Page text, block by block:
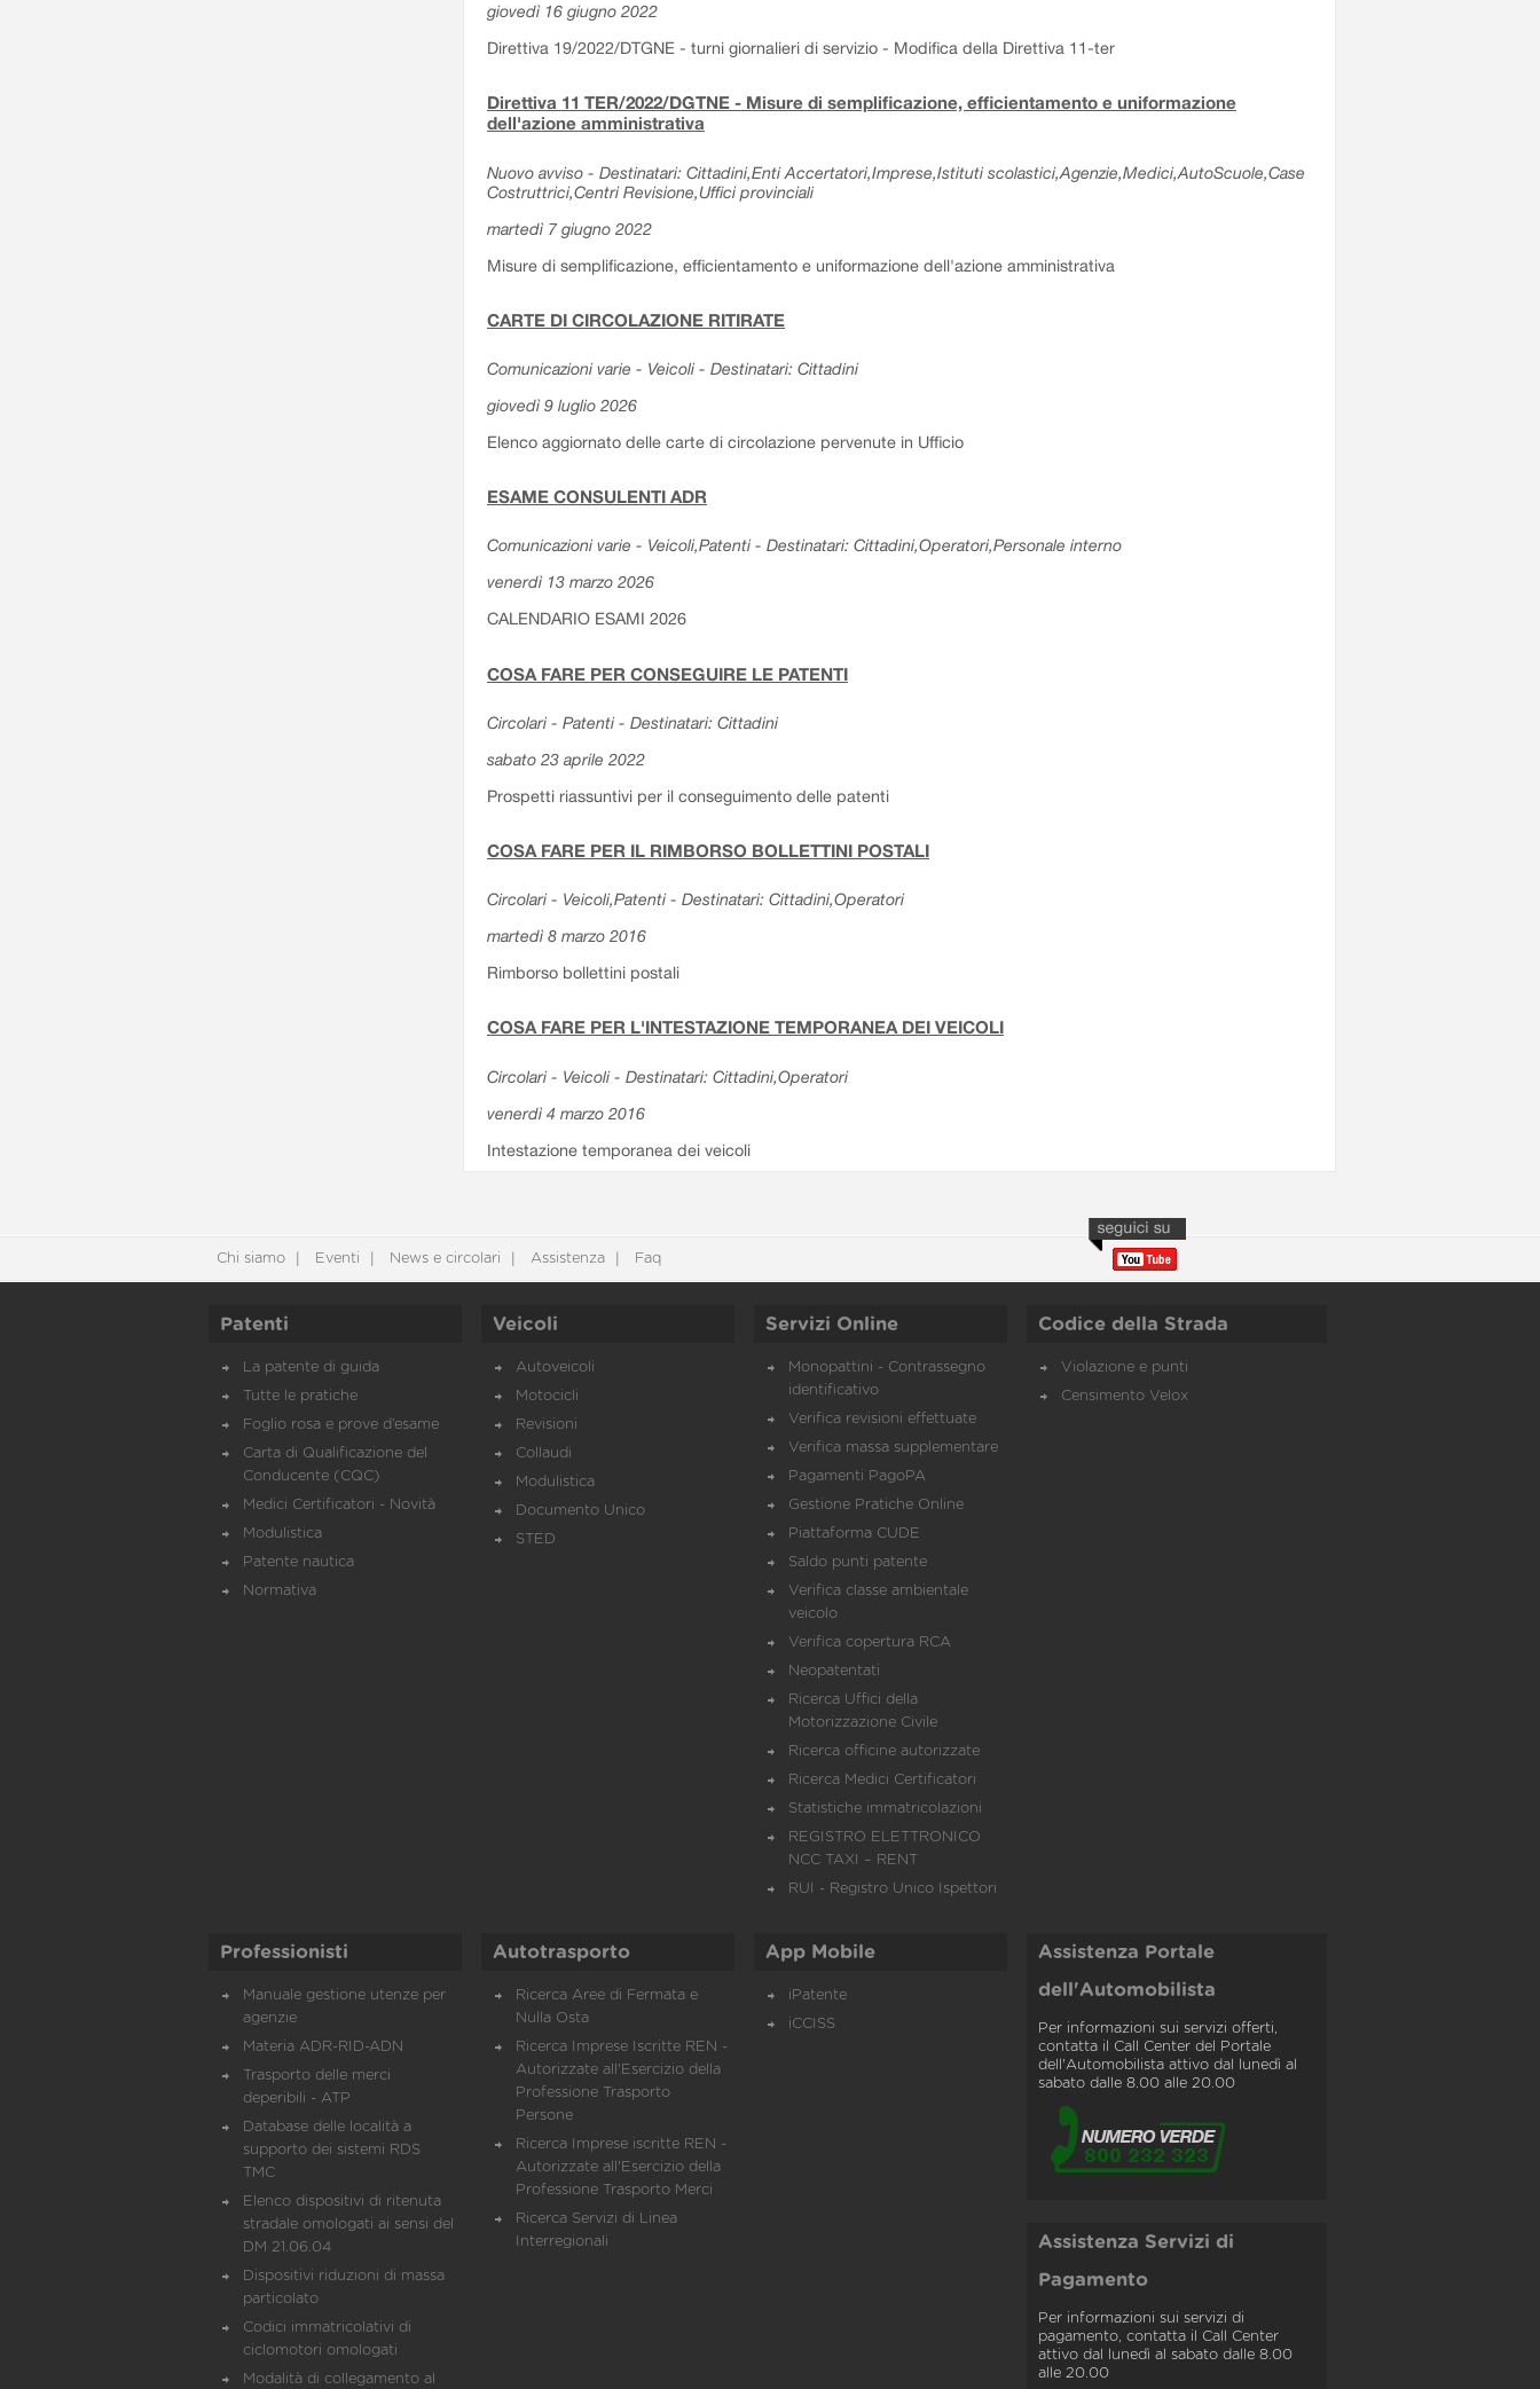
giovedì 16 giugno 2022
Direttiva 19/2022/DTGNE - turni giornalieri di servizio - Modifica della Direttiva 11-ter
Direttiva 11 TER/2022/DGTNE - Misure di semplificazione, efficientamento e uniformazione
dell'azione amministrativa
Nuovo avviso - Destinatari: Cittadini,Enti Accertatori,Imprese,Istituti scolastici,Agenzie,Medici,AutoScuole,Case
Costruttrici,Centri Revisione,Uffici provinciali
martedì 7 giugno 2022
Misure di semplificazione, efficientamento e uniformazione dell'azione amministrativa
CARTE DI CIRCOLAZIONE RITIRATE
Comunicazioni varie - Veicoli - Destinatari: Cittadini
giovedì 9 luglio 2026
Elenco aggiornato delle carte di circolazione pervenute in Ufficio
ESAME CONSULENTI ADR
Comunicazioni varie - Veicoli,Patenti - Destinatari: Cittadini,Operatori,Personale interno
venerdì 13 marzo 2026
CALENDARIO ESAMI 2026
COSA FARE PER CONSEGUIRE LE PATENTI
Circolari - Patenti - Destinatari: Cittadini
sabato 23 aprile 2022
Prospetti riassuntivi per il conseguimento delle patenti
COSA FARE PER IL RIMBORSO BOLLETTINI POSTALI
Circolari - Veicoli,Patenti - Destinatari: Cittadini,Operatori
martedì 8 marzo 2016
Rimborso bollettini postali
COSA FARE PER L'INTESTAZIONE TEMPORANEA DEI VEICOLI
Circolari - Veicoli - Destinatari: Cittadini,Operatori
venerdì 4 marzo 2016
Intestazione temporanea dei veicoli
Chi siamo Eventi News e circolari Assistenza Faq
Patenti
La patente di guida
Tutte le pratiche
Foglio rosa e prove d’esame
Carta di Qualificazione del
Conducente (CQC)
Medici Certificatori - Novità
Modulistica
Patente nautica
Normativa
Veicoli
Autoveicoli
Motocicli
Revisioni
Collaudi
Modulistica
Documento Unico
STED
Servizi Online
Monopattini - Contrassegno
identificativo
Verifica revisioni effettuate
Verifica massa supplementare
Pagamenti PagoPA
Gestione Pratiche Online
Piattaforma CUDE
Saldo punti patente
Verifica classe ambientale
veicolo
Verifica copertura RCA
Neopatentati
Ricerca Uffici della
Motorizzazione Civile
Ricerca officine autorizzate
Ricerca Medici Certificatori
Statistiche immatricolazioni
REGISTRO ELETTRONICO
NCC TAXI – RENT
RUI - Registro Unico Ispettori
Codice della Strada
Violazione e punti
Censimento Velox
Professionisti
Manuale gestione utenze per
agenzie
Materia ADR-RID-ADN
Trasporto delle merci
deperibili - ATP
Database delle località a
supporto dei sistemi RDS
TMC
Elenco dispositivi di ritenuta
stradale omologati ai sensi del
DM 21.06.04
Dispositivi riduzioni di massa
particolato
Codici immatricolativi di
ciclomotori omologati
Modalità di collegamento al
Autotrasporto
Ricerca Aree di Fermata e
Nulla Osta
Ricerca Imprese Iscritte REN -
Autorizzate all'Esercizio della
Professione Trasporto
Persone
Ricerca Imprese iscritte REN -
Autorizzate all'Esercizio della
Professione Trasporto Merci
Ricerca Servizi di Linea
Interregionali
App Mobile
iPatente
iCCISS
Assistenza Portale
dell'Automobilista
Per informazioni sui servizi offerti,
contatta il Call Center del Portale
dell'Automobilista attivo dal lunedì al
sabato dalle 8.00 alle 20.00
Assistenza Servizi di
Pagamento
Per informazioni sui servizi di
pagamento, contatta il Call Center
attivo dal lunedì al sabato dalle 8.00
alle 20.00